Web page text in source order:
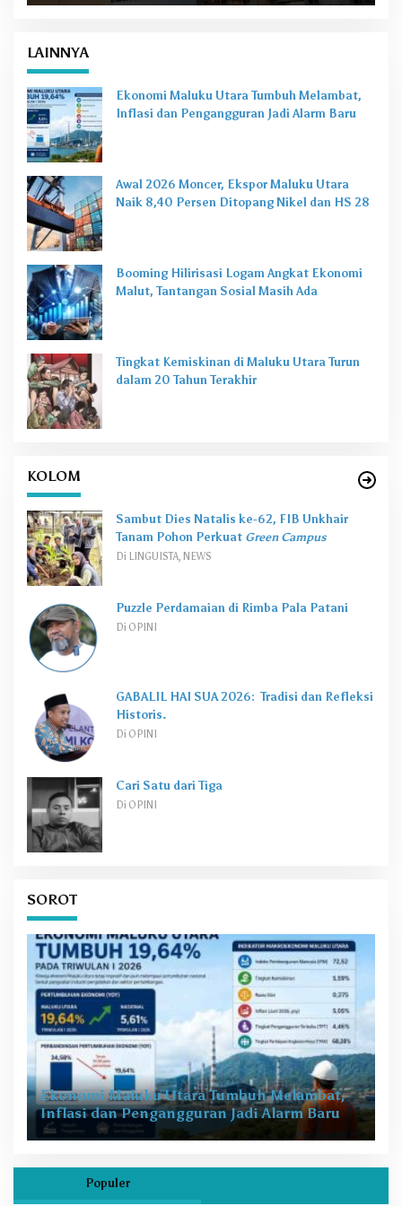
LAINNYA
Ekonomi Maluku Utara Tumbuh Melambat,
Inflasi dan Pengangguran Jadi Alarm Baru
Awal 2026 Moncer, Ekspor Maluku Utara
Naik 8,40 Persen Ditopang Nikel dan HS 28
Booming Hilirisasi Logam Angkat Ekonomi
Malut, Tantangan Sosial Masih Ada
Tingkat Kemiskinan di Maluku Utara Turun
dalam 20 Tahun Terakhir
KOLOM
Sambut Dies Natalis ke-62, FIB Unkhair
Tanam Pohon Perkuat Green Campus
Di LINGUISTA, NEWS
Puzzle Perdamaian di Rimba Pala Patani
Di OPINI
GABALIL HAI SUA 2026: Tradisi dan Refleksi
Historis.
Di OPINI
Cari Satu dari Tiga
Di OPINI
SOROT
Ekonomi Maluku Utara Tumbuh Melambat,
Inflasi dan Pengangguran Jadi Alarm Baru
Populer